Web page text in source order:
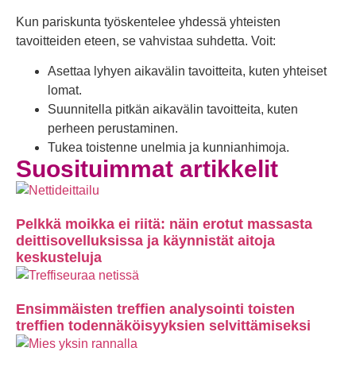
Kun pariskunta työskentelee yhdessä yhteisten
tavoitteiden eteen, se vahvistaa suhdetta. Voit:
Asettaa lyhyen aikavälin tavoitteita, kuten yhteiset
lomat.
Suunnitella pitkän aikavälin tavoitteita, kuten
perheen perustaminen.
Tukea toistenne unelmia ja kunnianhimoja.
Suosituimmat artikkelit
Pelkkä moikka ei riitä: näin erotut massasta
deittisovelluksissa ja käynnistät aitoja
keskusteluja
Ensimmäisten treffien analysointi toisten
treffien todennäköisyyksien selvittämiseksi